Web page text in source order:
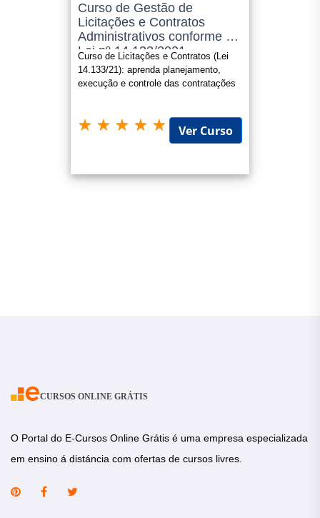
Curso de Gestão de
Licitações e Contratos
Administrativos conforme a
Lei nº 14.133/2021
Curso de Licitações e Contratos (Lei
14.133/21): aprenda planejamento,
execução e controle das contratações
Ver Curso
CURSOS ONLINE GRÁTIS
O Portal do E-Cursos Online Grátis é uma empresa especializada
em ensino á distáncia com ofertas de cursos livres.